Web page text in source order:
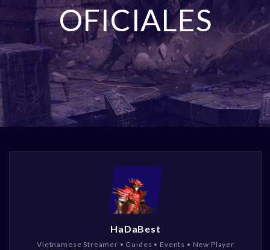
OFICIALES
HaDaBest
Vietnamese Streamer • Guides • Events • New Player